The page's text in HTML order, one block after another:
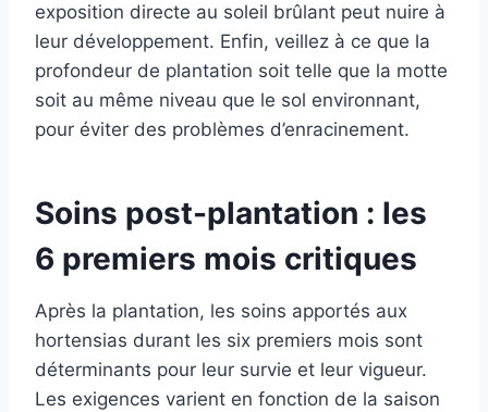
exposition directe au soleil brûlant peut nuire à
leur développement. Enfin, veillez à ce que la
profondeur de plantation soit telle que la motte
soit au même niveau que le sol environnant,
pour éviter des problèmes d’enracinement.
Soins post-plantation : les
6 premiers mois critiques
Après la plantation, les soins apportés aux
hortensias durant les six premiers mois sont
déterminants pour leur survie et leur vigueur.
Les exigences varient en fonction de la saison